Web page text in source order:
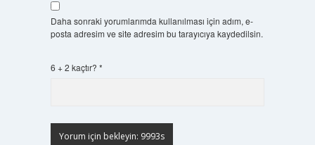
Daha sonraki yorumlarımda kullanılması için adım, e-
posta adresim ve site adresim bu tarayıcıya kaydedilsin.
6 + 2 kaçtır? *